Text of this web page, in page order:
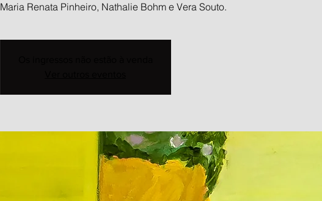
Maria Renata Pinheiro, Nathalie Bohm e Vera Souto.